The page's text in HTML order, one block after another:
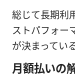
総じて長期利
ストパフォー
が決まってい
月額払いの